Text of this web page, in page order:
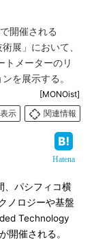
開催される
展」において、
トメーターのリ
を展示する。
[MONOist]
示
関連情報
Hatena
、パシフィコ横
ノロジーや基盤
Technology
開催される。